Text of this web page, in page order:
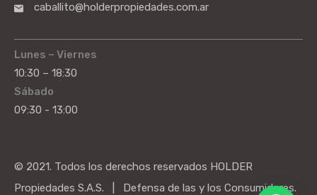
caballito@holderpropiedades.com.ar
Lunes – Viernes
10:30 – 18:30
Sábado
09:30 - 13:00
© 2021. Todos los derechos reservados HOLDER
Propiedades S.A.S. | Defensa de las y los Consumidores.